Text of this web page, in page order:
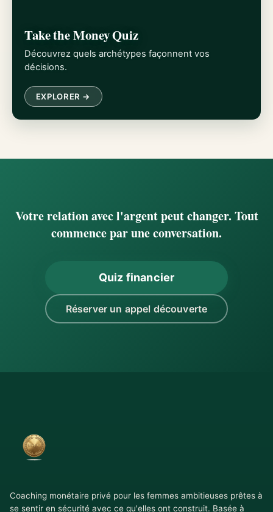
Take the Money Quiz
Découvrez quels archétypes façonnent vos
décisions.
EXPLORER →
Votre relation avec l'argent peut changer. Tout
commence par une conversation.
Quiz financier
Réserver un appel découverte
Coaching monétaire privé pour les femmes ambitieuses prêtes à
se sentir en sécurité avec ce qu'elles ont construit. Basée à